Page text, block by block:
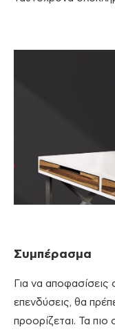
Συμπέρασμα
Για να αποφασίσεις
επενδύσεις, θα
προορίζεται. Τα πιο